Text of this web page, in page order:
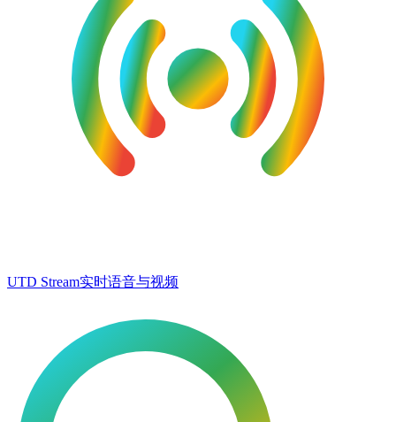
UTD Stream实时语音与视频